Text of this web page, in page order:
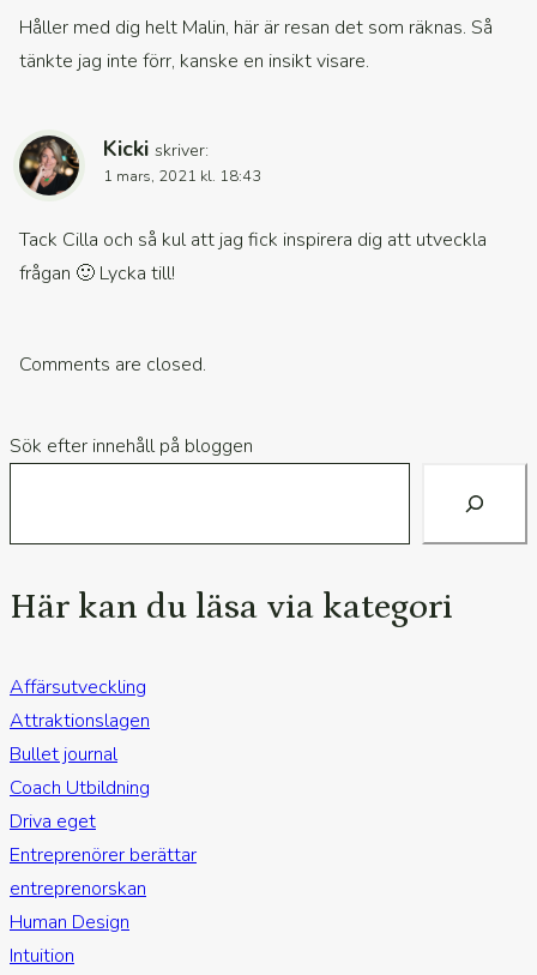
Håller med dig helt Malin, här är resan det som räknas. Så
tänkte jag inte förr, kanske en insikt visare.
Kicki skriver:
1 mars, 2021 kl. 18:43
Tack Cilla och så kul att jag fick inspirera dig att utveckla
frågan 🙂 Lycka till!
Comments are closed.
Sök efter innehåll på bloggen
Här kan du läsa via kategori
Affärsutveckling
Attraktionslagen
Bullet journal
Coach Utbildning
Driva eget
Entreprenörer berättar
entreprenorskan
Human Design
Intuition